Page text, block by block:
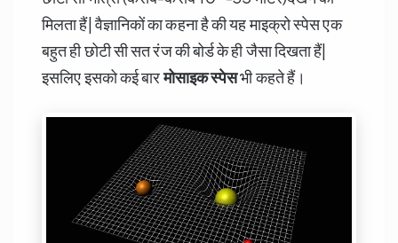
मिलता हैं| वैज्ञानिकों का कहना है की यह माइक्रो स्पेस एक
बहुत ही छोटी सी सत रंज की बोर्ड के ही जैसा दिखता हैं|
इसलिए इसको कई बारमोसाइक स्पेसभी कहते हैं।